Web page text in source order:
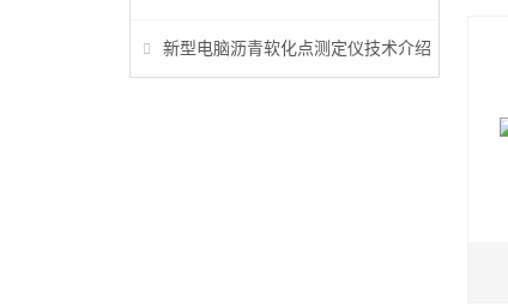
新型电脑沥青软化点测定仪技术介绍